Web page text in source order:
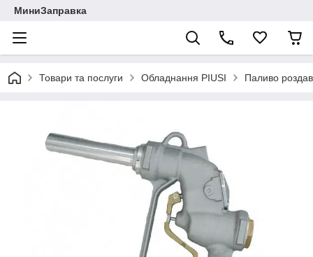
МиниЗаправка
Товари та послуги Обладнання PIUSI Паливо